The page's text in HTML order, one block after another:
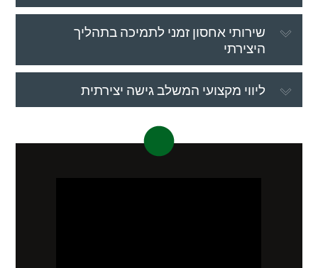
שירותי אחסון זמני לתמיכה בתהליך
היצירתי
ליווי מקצועי המשלב גישה יצירתית